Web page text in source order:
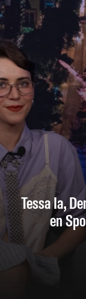
Tessa Ia,
en